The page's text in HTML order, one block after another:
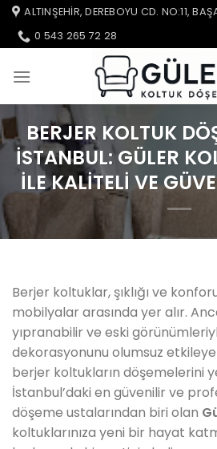
İçeriğe
atla
ALTINŞEHIR, DEREBOYU CD. NO:11,
0 543 265 72 28
BERJER KOLTUK
İSTANBUL: GÜLER
ILE KALITELI VE
Berjer koltuklar, şıklığı ve
mobilyalar arasında yer alır.
yıpranabilir ve eski
dekorasyonunu olumsuz
berjer koltukların döşemelerini
İstanbul’daki en güvenilir ve
döşeme ustalarından biri olan
koltuklarınıza yeni bir hayat